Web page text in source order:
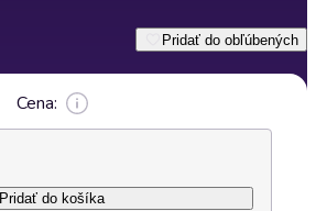
Pridať do obľúbených
Cena:
Pridať do košíka